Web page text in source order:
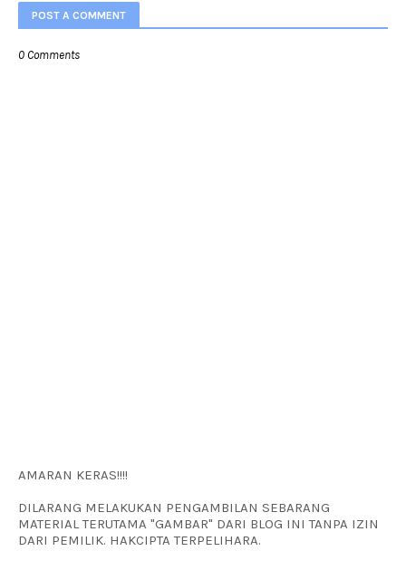
POST A COMMENT
0 Comments
AMARAN KERAS!!!!
DILARANG MELAKUKAN PENGAMBILAN SEBARANG
MATERIAL TERUTAMA "GAMBAR" DARI BLOG INI TANPA IZIN
DARI PEMILIK. HAKCIPTA TERPELIHARA.